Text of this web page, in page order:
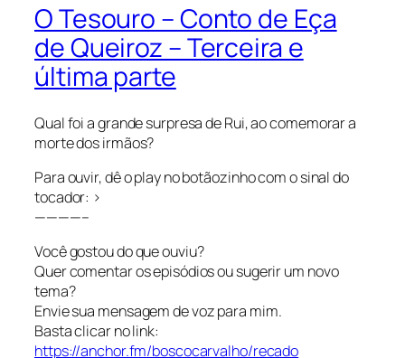
O Tesouro – Conto de Eça
de Queiroz – Terceira e
última parte
Qual foi a grande surpresa de Rui, ao comemorar a
morte dos irmãos?
Para ouvir, dê o play no botãozinho com o sinal do
tocador: >
————–
Você gostou do que ouviu?
Quer comentar os episódios ou sugerir um novo
tema?
Envie sua mensagem de voz para mim.
Basta clicar no link:
https://anchor.fm/boscocarvalho/recado